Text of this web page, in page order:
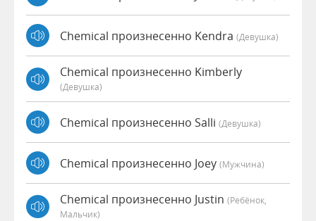
Chemical произнесенно Kendra (девушка)
Chemical произнесенно Kimberly
(девушка)
Chemical произнесенно Salli (девушка)
Chemical произнесенно Joey (мужчина)
Chemical произнесенно Justin (Ребёнок,
Мальчик)